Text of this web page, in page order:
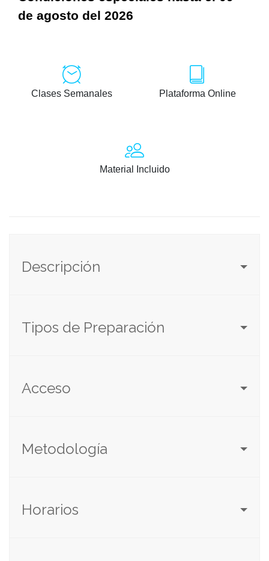
de agosto del 2026
Clases Semanales Plataforma Online
Material Incluido
Descripción
Tipos de Preparación
Acceso
Metodología
Horarios